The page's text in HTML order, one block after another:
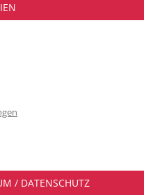
/ DATENSCHUTZ